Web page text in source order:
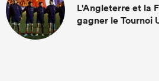
L'Angleterre et la
gagner le Tournoi